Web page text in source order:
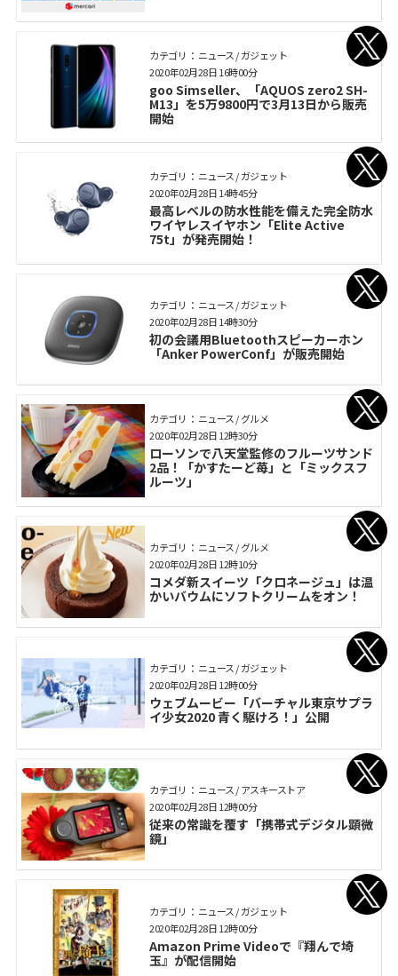
カテゴリ： ニュース / ガジェット
goo Simseller、「AQUOS zero2 SH-
M13」を5万9800円で3月13日から販売
開始
2020年02月28日 16時00分
カテゴリ： ニュース / ガジェット
最高レベルの防水性能を備えた完全防水
ワイヤレスイヤホン「Elite Active
75t」が発売開始！
2020年02月28日 14時45分
カテゴリ： ニュース / ガジェット
初の会議用Bluetoothスピーカーホン
「Anker PowerConf」が販売開始
2020年02月28日 14時30分
カテゴリ： ニュース / グルメ
ローソンで八天堂監修のフルーツサンド
2品！「かすたーど苺」と「ミックスフ
ルーツ」
2020年02月28日 12時30分
カテゴリ： ニュース / グルメ
コメダ新スイーツ「クロネージュ」は温
かいバウムにソフトクリームをオン！
2020年02月28日 12時10分
カテゴリ： ニュース / ガジェット
ウェブムービー「バーチャル東京サプラ
イ少女2020 ⻘く駆けろ！」公開
2020年02月28日 12時00分
カテゴリ： ニュース / アスキーストア
従来の常識を覆す「携帯式デジタル顕微
鏡」
2020年02月28日 12時00分
カテゴリ： ニュース / ガジェット
Amazon Prime Videoで『翔んで埼
玉』が配信開始
2020年02月28日 12時00分